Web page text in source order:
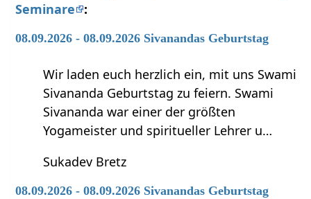
Seminare
:
08.09.2026 - 08.09.2026 Sivanandas Geburtstag
Wir laden euch herzlich ein, mit uns Swami
Sivananda Geburtstag zu feiern. Swami
Sivananda war einer der größten
Yogameister und spiritueller Lehrer u…
Sukadev Bretz
08.09.2026 - 08.09.2026 Sivanandas Geburtstag